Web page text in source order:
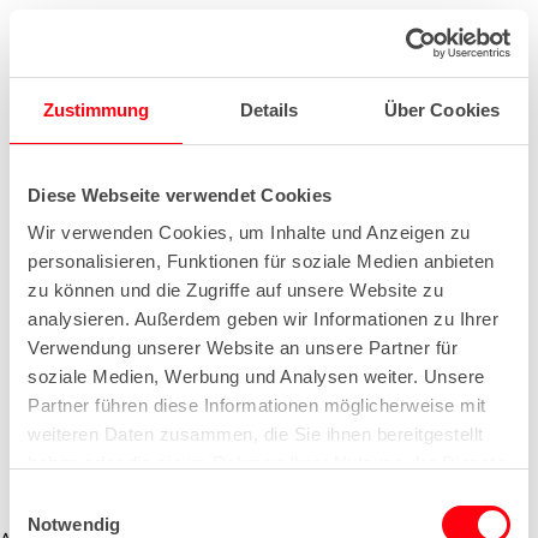
Zustimmung Details Über Cookies
Diese Webseite verwendet Cookies
Wir verwenden Cookies, um Inhalte und Anzeigen zu
personalisieren, Funktionen für soziale Medien anbieten
zu können und die Zugriffe auf unsere Website zu
analysieren. Außerdem geben wir Informationen zu Ihrer
Verwendung unserer Website an unsere Partner für
soziale Medien, Werbung und Analysen weiter. Unsere
Partner führen diese Informationen möglicherweise mit
weiteren Daten zusammen, die Sie ihnen bereitgestellt
Notwendig